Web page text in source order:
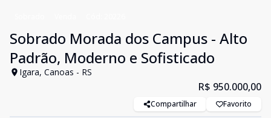
Sobrado Morada dos Campus - Alto
Padrão, Moderno e Sofisticado
Igara, Canoas - RS
R$ 950.000,00
Compartilhar Favorito